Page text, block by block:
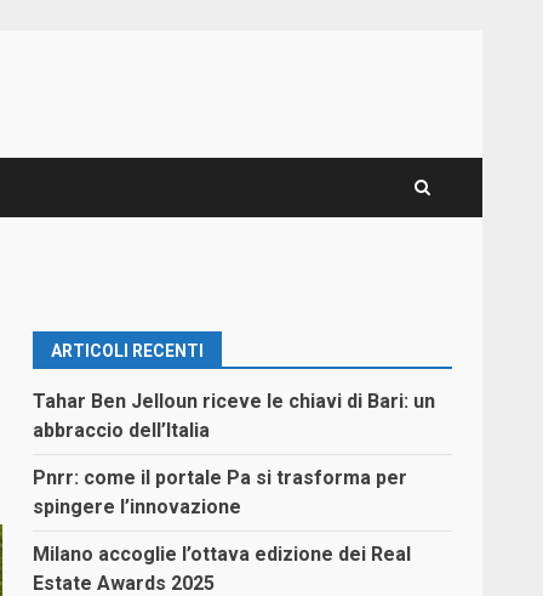
ARTICOLI RECENTI
Tahar Ben Jelloun riceve le chiavi di Bari: un
abbraccio dell’Italia
Pnrr: come il portale Pa si trasforma per
spingere l’innovazione
Milano accoglie l’ottava edizione dei Real
Estate Awards 2025